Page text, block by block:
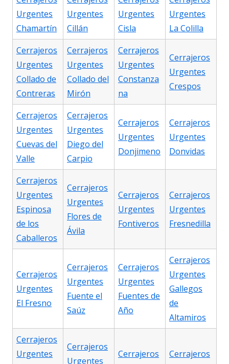
Urgentes
Chamartín
Urgentes
Cillán
Urgentes
Cisla
Urgentes
La Colilla
Cerrajeros
Urgentes
Collado de
Contreras
Cerrajeros
Urgentes
Collado del
Mirón
Cerrajeros
Urgentes
Constanza
na
Cerrajeros
Urgentes
Crespos
Cerrajeros
Urgentes
Cuevas del
Valle
Cerrajeros
Urgentes
Diego del
Carpio
Cerrajeros
Urgentes
Donjimeno
Cerrajeros
Urgentes
Donvidas
Cerrajeros
Urgentes
Espinosa
de los
Caballeros
Cerrajeros
Urgentes
Flores de
Ávila
Cerrajeros
Urgentes
Fontiveros
Cerrajeros
Urgentes
Fresnedilla
Cerrajeros
Urgentes
El Fresno
Cerrajeros
Urgentes
Fuente el
Saúz
Cerrajeros
Urgentes
Fuentes de
Año
Cerrajeros
Urgentes
Gallegos
de
Altamiros
Cerrajeros
Urgentes
Cerrajeros
Urgentes
Cerrajeros
Cerrajeros